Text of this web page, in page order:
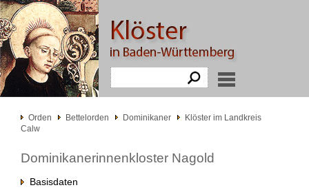
Orden Bettelorden Dominikaner
Klöster im Landkreis
Calw
Dominikanerinnenkloster Nagold
Basisdaten